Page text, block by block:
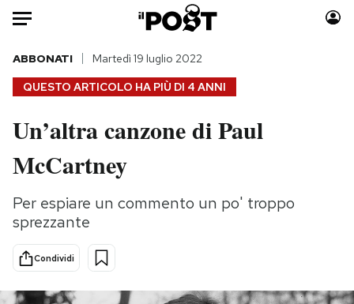
Auto
HOME
Italia
Politica
Tecnologia
Internet
Scienza
Cultura
Economia
Moda
Storie/Idee
Altrecose
QUESTO ARTICOLO HA PIÙ DI 4 ANNI
ABBONATI Martedì 19 luglio 2022
Un’altra canzone di Paul
McCartney
Per espiare un commento un po' troppo
sprezzante
Condividi